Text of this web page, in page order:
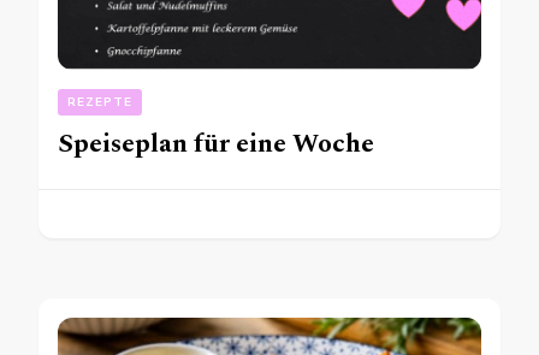
REZEPTE
Speiseplan für eine Woche